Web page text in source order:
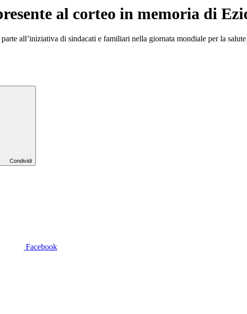
al corteo in memoria di
all’iniziativa di sindacati e familiari nella giornata mondiale per la
Condividi
Facebook